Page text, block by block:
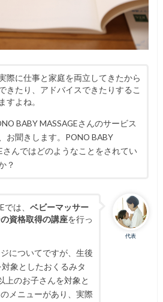
際に仕事と家庭を両立してきたから
きたり、アドバイスできたりするこ
すよね。
BABY MASSAGEさんのサービス
お聞きします。PONO BABY
さんではどのようなことをされてい
？
代表
は、 ベビーマッサー
資格取得の講座を行っ
についてですが、 生後
象としたおくるみタ
上のお子さんを対象と
メニューがあり、 実際